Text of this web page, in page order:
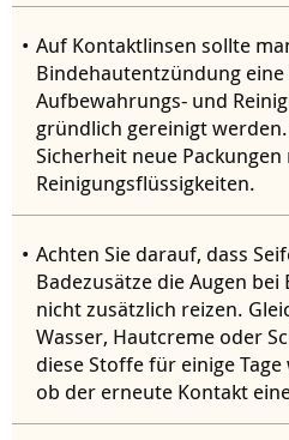
Auf Kontaktlinsen sollte
Bindehautentzündung
Aufbewahrungs- und
gründlich gereinigt
Sicherheit neue
Reinigungsflüssigkeiten.
Achten Sie darauf, dass
Badezusätze die Augen
nicht zusätzlich reizen.
Wasser, Hautcreme oder
diese Stoffe für einige
ob der erneute Kontakt